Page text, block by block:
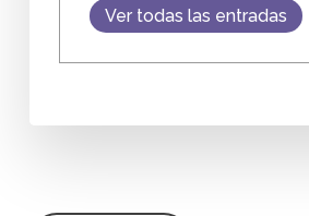
Ver todas las entradas